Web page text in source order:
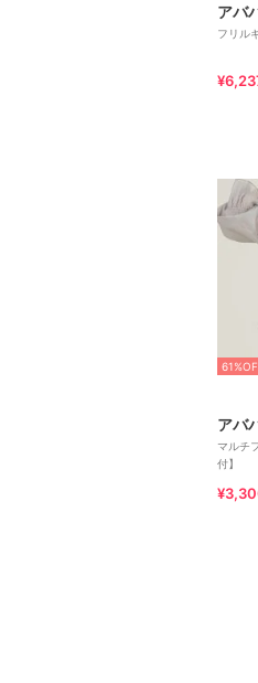
アバ
フリル
アバ
マルチ
付】